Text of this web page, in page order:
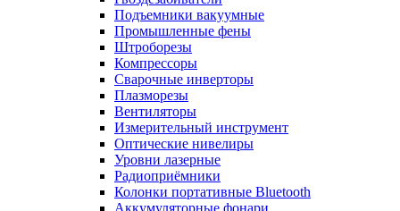
Подъемники вакуумные
Промышленные фены
Штроборезы
Компрессоры
Сварочные инверторы
Плазморезы
Вентиляторы
Измерительный инструмент
Оптические нивелиры
Уровни лазерные
Радиоприёмники
Колонки портативные Bluetooth
Аккумуляторные фонари